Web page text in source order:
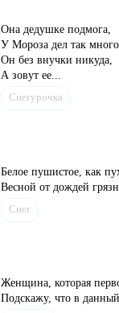
Она дедушке подмога,
У Мороза дел так
Он без внучки никуда,
А зовут ее...
Снегурочка
Белое пушистое, как
Весной от дождей
Снег
Женщина, которая
Подскажу, что в